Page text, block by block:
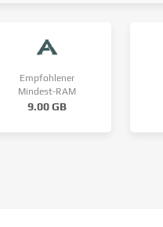
Empfohlener
Mindest-RAM
9.00 GB